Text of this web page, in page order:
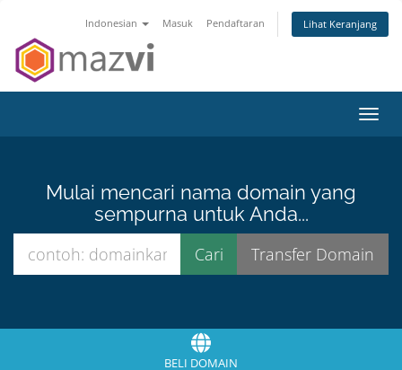
Indonesian Masuk Pendaftaran Lihat Keranjang
Mulai mencari nama domain yang
sempurna untuk Anda...
BELI DOMAIN